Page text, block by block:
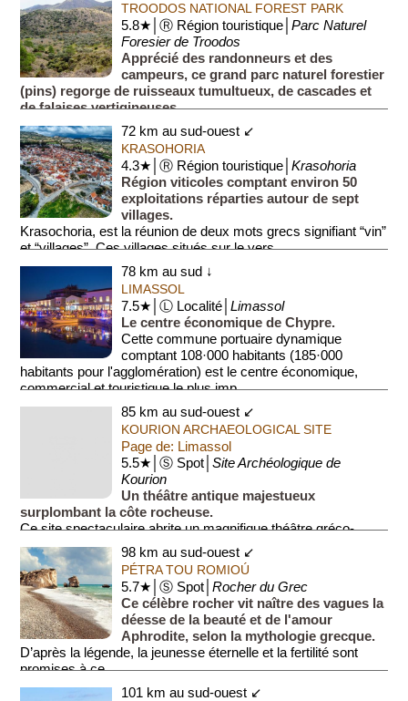
TROODOS NATIONAL FOREST PARK
5.8★│Ⓡ Région touristique│Parc Naturel
Foresier de Troodos
Apprécié des randonneurs et des
campeurs, ce grand parc naturel forestier
(pins) regorge de ruisseaux tumultueux, de cascades et
de falaises vertigineuses.
Ce parc national de près de 100 km² se c...
72 km au sud-ouest ↙
KRASOHORIA
4.3★│Ⓡ Région touristique│Krasohoria
Région viticoles comptant environ 50
exploitations réparties autour de sept
villages.
Krasochoria, est la réunion de deux mots grecs signifiant “vin”
et “villages”. Ces villages situés sur le vers...
78 km au sud ↓
LIMASSOL
7.5★│Ⓛ Localité│Limassol
Le centre économique de Chypre.
Cette commune portuaire dynamique
comptant 108·000 habitants (185·000
habitants pour l'agglomération) est le centre économique,
commercial et touristique le plus imp...
85 km au sud-ouest ↙
KOURION ARCHAEOLOGICAL SITE
Page de: Limassol
5.5★│Ⓢ Spot│Site Archéologique de
Kourion
Un théâtre antique majestueux
surplombant la côte rocheuse.
Ce site spectaculaire abrite un magnifique théâtre gréco-
romain parfaitement conservé face à la mer. Les vestiges de
villas aux mosaïqu...
98 km au sud-ouest ↙
PÉTRA TOU ROMIOÚ
5.7★│Ⓢ Spot│Rocher du Grec
Ce célèbre rocher vit naître des vagues la
déesse de la beauté et de l'amour
Aphrodite, selon la mythologie grecque.
D’après la légende, la jeunesse éternelle et la fertilité sont
promises à ce...
101 km au sud-ouest ↙